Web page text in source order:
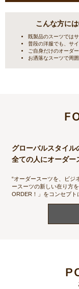
こんな方に
既製品のスーツでは
普段の洋服でも、サ
ご自身だけのオーダ
お洒落なスーツで周
グローバルスタイル
全ての人にオーダー
“オーダースーツを、ビジ
ースーツの新しい在り方
ORDER！」をコンセプト